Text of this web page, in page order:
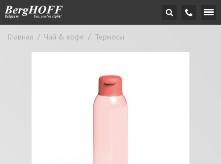
Главная / Чай & кофе / Термосы